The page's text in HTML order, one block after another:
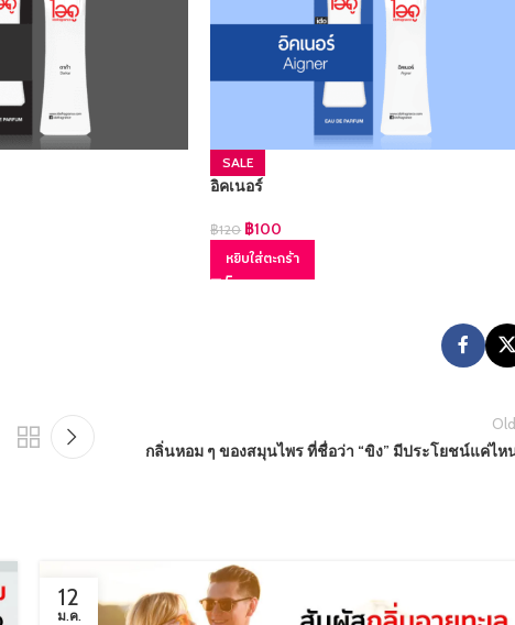
SALE
อิคเนอร์
฿120 ฿100
หยิบใส่ตะกร้า
กลิ่นหอม ๆ ของสมุนไพร ที่ชื่อว่า “ขิง” มีประโยชน์แค่ไห
12
ม.ค.